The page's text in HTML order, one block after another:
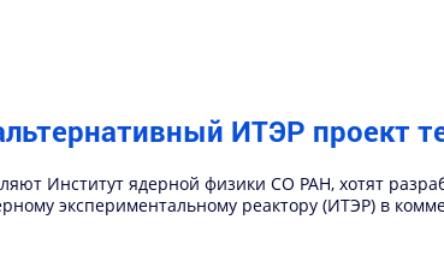
ИТЭР проект
Институт ядерной физики СО РАН, хотят
экспериментальному реактору (ИТЭР) в